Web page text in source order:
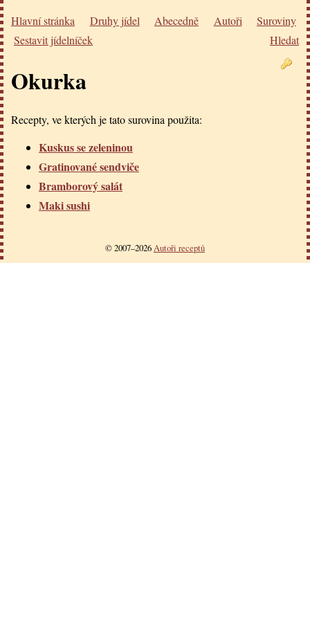
Hlavní stránka Druhy jídel Abecedně Autoři
Suroviny
Sestavit jídelníček
Hledat
Okurka
Recepty, ve kterých je tato surovina použita:
Kuskus se zeleninou
Gratinované sendviče
Bramborový salát
Maki sushi
© 2007–2026Autoři receptů